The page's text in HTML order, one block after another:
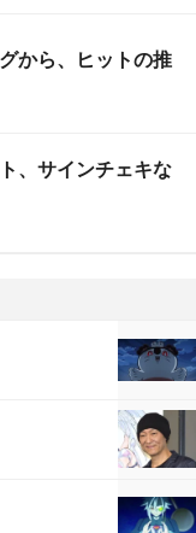
から、ヒットの推
、サインチェキな